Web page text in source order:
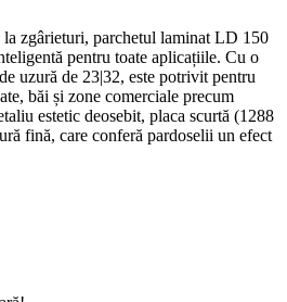
la zgârieturi, parchetul laminat LD 150
pentru toate aplicațiile. Cu o
uzură de 23|32, este potrivit pentru
băi și zone comerciale precum
estetic deosebit, placa scurtă (1288
fină, care conferă pardoselii un efect